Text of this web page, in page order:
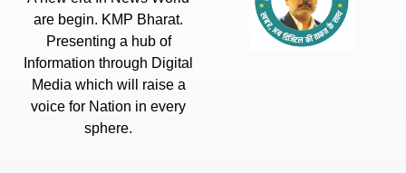
are begin. KMP Bharat.
Presenting a hub of
Information through Digital
Media which will raise a
voice for Nation in every
sphere.